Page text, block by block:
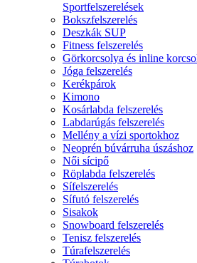
Sportfelszerelések
Bokszfelszerelés
Deszkák SUP
Fitness felszerelés
Görkorcsolya és inline
Jóga felszerelés
Kerékpárok
Kimono
Kosárlabda felszerelés
Labdarúgás felszerelés
Mellény a vízi sportokhoz
Neoprén búvárruha úszáshoz
Női sícipő
Röplabda felszerelés
Sífelszerelés
Sífutó felszerelés
Sisakok
Snowboard felszerelés
Tenisz felszerelés
Túrafelszerelés